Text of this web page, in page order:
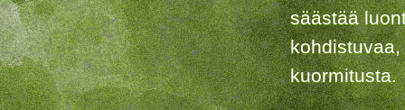
säästää
kuormitusta.